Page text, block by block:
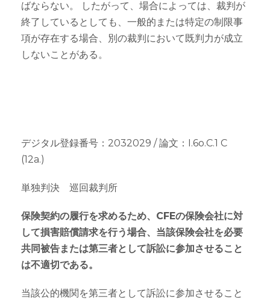
ばならない。 したがって、場合によっては、裁判が
終了しているとしても、一般的または特定の制限事
項が存在する場合、別の裁判において既判力が成立
しないことがある。
デジタル登録番号：2032029 / 論文：I.6o.C.1 C
(12a.)
単独判決 巡回裁判所
保険契約の履行を求めるため、CFEの保険会社に対
して損害賠償請求を行う場合、当該保険会社を必要
共同被告または第三者として訴訟に参加させること
は不適切である。
当該公的機関を第三者として訴訟に参加させること